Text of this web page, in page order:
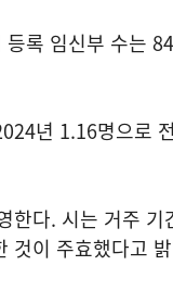
록 임신부 수는
년 1.16명으로
한다. 시는 거주
것이 주효했다고